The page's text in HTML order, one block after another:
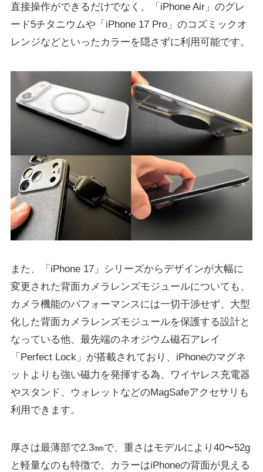
直接操作ができるだけでなく、「iPhone Air」のグレ
ード5チタニウムや「iPhone 17 Pro」のコズミックオ
レンジなどといったカラーを隠さずに利用可能です。
また、「iPhone 17」シリーズからデザインが大幅に
変更された背面カメラレンズモジュールについても、
カメラ機能のパフォーマンスには一切干渉せず、大型
化した背面カメラレンズモジュールを保護する設計と
なっている他、最先端のネオジウム磁石アレイ
「Perfect Lock」が搭載されており、iPhoneのマグネ
ットよりも強い磁力を発揮する為、ワイヤレス充電器
やスタンド、ウォレットなどのMagSafeアクセサリも
利用できます。
厚さは最薄部で2.3㎜で、重さはモデルにより40〜52g
と軽量なのも特徴で、カラーはiPhoneの背面が見える